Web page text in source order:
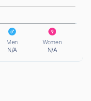
Men
N/A
Women
N/A